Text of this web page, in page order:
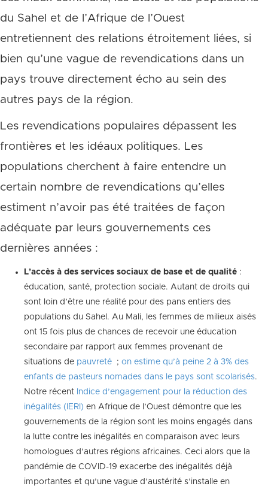
du Sahel et de l’Afrique de l’Ouest
entretiennent des relations étroitement liées, si
bien qu’une vague de revendications dans un
pays trouve directement écho au sein des
autres pays de la région.
Les revendications populaires dépassent les
frontières et les idéaux politiques. Les
populations cherchent à faire entendre un
certain nombre de revendications qu’elles
estiment n’avoir pas été traitées de façon
adéquate par leurs gouvernements ces
dernières années :
L’accès à des services sociaux de base et de qualité :
éducation, santé, protection sociale. Autant de droits qui
sont loin d’être une réalité pour des pans entiers des
populations du Sahel. Au Mali, les femmes de milieux aisés
ont 15 fois plus de chances de recevoir une éducation
secondaire par rapport aux femmes provenant de
situations de pauvreté ; on estime qu’à peine 2 à 3% des
enfants de pasteurs nomades dans le pays sont scolarisés.
Notre récent Indice d’engagement pour la réduction des
inégalités (IERI) en Afrique de l’Ouest démontre que les
gouvernements de la région sont les moins engagés dans
la lutte contre les inégalités en comparaison avec leurs
homologues d’autres régions africaines. Ceci alors que la
pandémie de COVID-19 exacerbe des inégalités déjà
importantes et qu’une vague d’austérité s’installe en